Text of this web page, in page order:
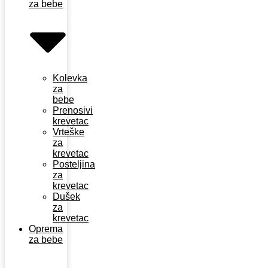
za bebe
Kolevka
za
bebe
Prenosivi
krevetac
Vrteške
za
krevetac
Posteljina
za
krevetac
Dušek
za
krevetac
Oprema
za bebe